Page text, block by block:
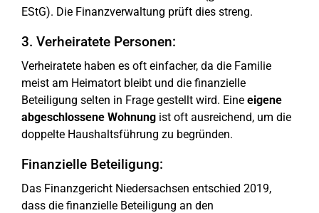
EStG). Die Finanzverwaltung prüft dies streng.
3. Verheiratete Personen:
Verheiratete haben es oft einfacher, da die Familie
meist am Heimatort bleibt und die finanzielle
Beteiligung selten in Frage gestellt wird. Eine eigene
abgeschlossene Wohnung ist oft ausreichend, um die
doppelte Haushaltsführung zu begründen.
Finanzielle Beteiligung:
Das Finanzgericht Niedersachsen entschied 2019,
dass die finanzielle Beteiligung an den